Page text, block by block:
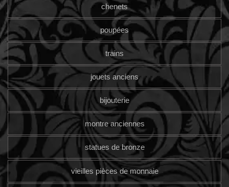
chenets
poupées
trains
jouets anciens
bijouterie
montre anciennes
statues de bronze
vieilles pièces de monnaie